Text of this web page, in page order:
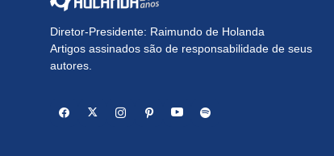
Diretor-Presidente: Raimundo de Holanda
Artigos assinados são de responsabilidade de seus
autores.